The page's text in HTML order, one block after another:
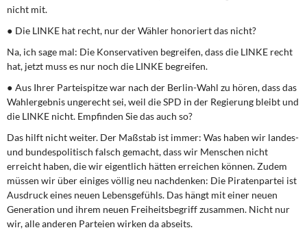
nicht mit.
● Die LINKE hat recht, nur der Wähler honoriert das nicht?
Na, ich sage mal: Die Konservativen begreifen, dass die LINKE recht
hat, jetzt muss es nur noch die LINKE begreifen.
● Aus Ihrer Parteispitze war nach der Berlin-Wahl zu hören, dass das
Wahlergebnis ungerecht sei, weil die SPD in der Regierung bleibt und
die LINKE nicht. Empfinden Sie das auch so?
Das hilft nicht weiter. Der Maßstab ist immer: Was haben wir landes-
und bundespolitisch falsch gemacht, dass wir Menschen nicht
erreicht haben, die wir eigentlich hätten erreichen können. Zudem
müssen wir über einiges völlig neu nachdenken: Die Piratenpartei ist
Ausdruck eines neuen Lebensgefühls. Das hängt mit einer neuen
Generation und ihrem neuen Freiheitsbegriff zusammen. Nicht nur
wir, alle anderen Parteien wirken da abseits.